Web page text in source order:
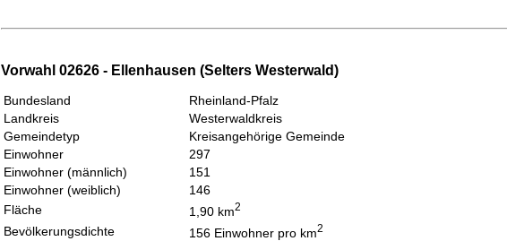
Vorwahl 02626 - Ellenhausen (Selters Westerwald)
Bundesland
Rheinland-Pfalz
Landkreis
Westerwaldkreis
Gemeindetyp
Kreisangehörige Gemeinde
Einwohner
297
Einwohner (männlich)
151
Einwohner (weiblich)
146
Fläche
1,90 km2
Bevölkerungsdichte 156 Einwohner pro km2